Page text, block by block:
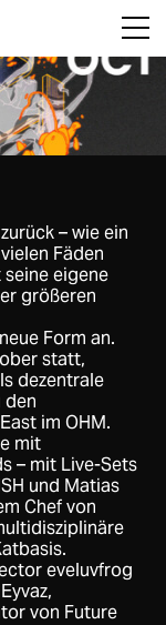
– wie ein
Fäden
eigene
größeren
Form an.
statt,
dezentrale
den
im OHM.
mit
– mit Live-Sets
und Matias
Chef von
eveluvfrog
von Future